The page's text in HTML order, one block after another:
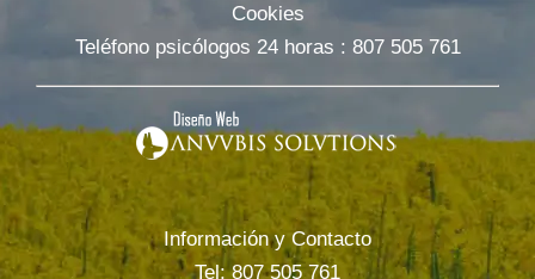
Cookies
Teléfono psicólogos 24 horas : 807 505 761
Información y Contacto
Tel: 807 505 761